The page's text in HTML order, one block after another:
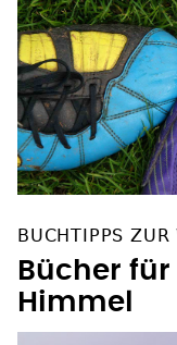
BUCHTIPPS ZUR
Bücher
Himmel